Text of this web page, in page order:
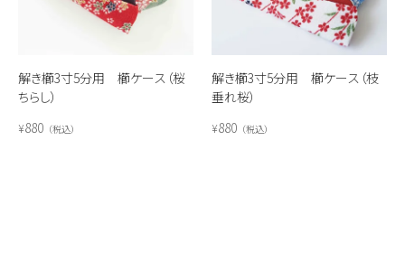
解き櫛3寸5分用 櫛ケース（桜
ちらし）
¥880 税込
解き櫛3寸5分用 櫛ケース（枝
垂れ桜）
¥880 税込